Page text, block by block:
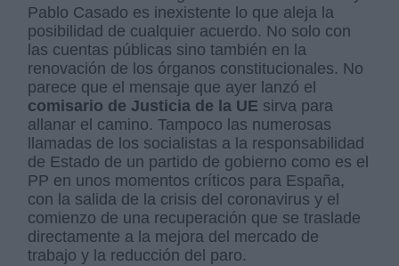
Pablo Casado es inexistente lo que aleja la
posibilidad de cualquier acuerdo. No solo con
las cuentas públicas sino también en la
renovación de los órganos constitucionales. No
parece que el mensaje que ayer lanzó el
comisario de Justicia de la UE sirva para
allanar el camino. Tampoco las numerosas
llamadas de los socialistas a la responsabilidad
de Estado de un partido de gobierno como es el
PP en unos momentos críticos para España,
con la salida de la crisis del coronavirus y el
comienzo de una recuperación que se traslade
directamente a la mejora del mercado de
trabajo y la reducción del paro.